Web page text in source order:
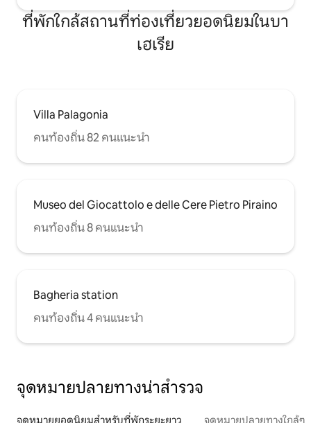
ที่พักใกล้สถานที่ท่องเที่ยวยอดนิยมในบา
เฮเรีย
Villa Palagonia
คนท้องถิ่น 82 คนแนะนำ
Museo del Giocattolo e delle Cere Pietro Piraino
คนท้องถิ่น 8 คนแนะนำ
Bagheria station
คนท้องถิ่น 4 คนแนะนำ
จุดหมายปลายทางน่าสำรวจ
จุดหมายยอดนิยมสำหรับที่พักระยะยาว จุดหมายปลายทางใกล้ๆ